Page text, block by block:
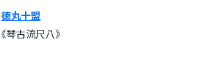
徳丸十盟
《琴古流尺八》